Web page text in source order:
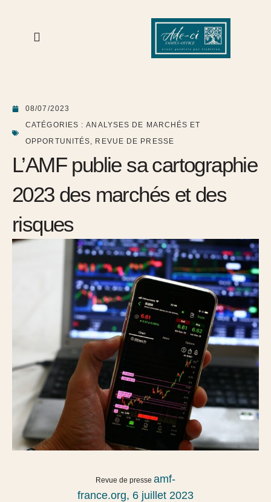
08/07/2023
CATÉGORIES : ANALYSES DE MARCHÉS ET
OPPORTUNITÉS
REVUE DE PRESSE
L’AMF publie sa cartographie
2023 des marchés et des
risques
Revue de presse amf-
france.org, 6 juillet 2023